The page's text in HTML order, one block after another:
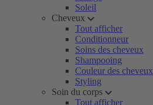
Soleil
Cheveux
Tout afficher
Conditionneur
Soins des cheveux
Shampooing
Couleur des cheveux
Styling
Soin du corps
Tout afficher